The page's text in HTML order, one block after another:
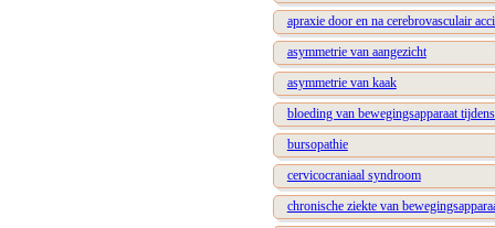
apraxie door en na cerebrovasculair
asymmetrie van aangezicht
asymmetrie van kaak
bloeding van bewegingsapparaat
bursopathie
cervicocraniaal syndroom
chronische ziekte van